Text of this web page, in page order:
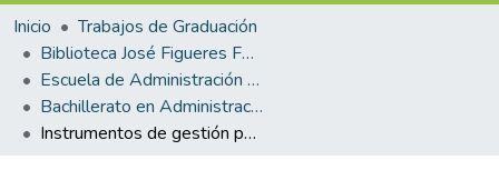
Inicio
Trabajos de Graduación
Biblioteca José Figueres Ferrer
Escuela de Administración de Empresas
Bachillerato en Administración de Empresas
Instrumentos de gestión para mejorar la administración de los procesos de talento humano en la empresa Equirenta S.A.